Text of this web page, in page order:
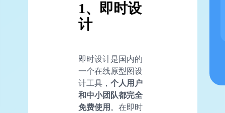
1、即时设
计
即时设计是国内的
一个在线原型图设
计工具， 个人用户
和中小团队都完全
免费使用 。在即时